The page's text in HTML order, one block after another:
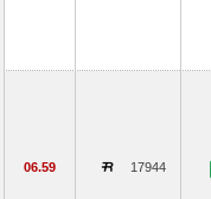
06.59 17944